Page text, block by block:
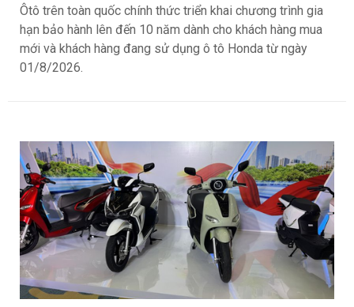
Ôtô trên toàn quốc chính thức triển khai chương trình gia
hạn bảo hành lên đến 10 năm dành cho khách hàng mua
mới và khách hàng đang sử dụng ô tô Honda từ ngày
01/8/2026.